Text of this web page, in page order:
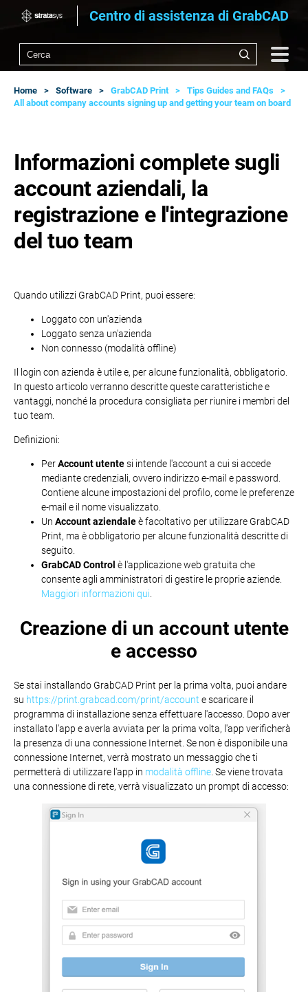
Centro di assistenza di GrabCAD
Home Software GrabCAD Print
Tips Guides and FAQs
All about company accounts signing up and getting your team on board
Informazioni complete sugli
account aziendali, la
registrazione e l'integrazione
del tuo team
Quando utilizzi GrabCAD Print, puoi essere:
Loggato con un'azienda
Loggato senza un'azienda
Non connesso (modalità offline)
Il login con azienda è utile e, per alcune funzionalità, obbligatorio.
In questo articolo verranno descritte queste caratteristiche e
vantaggi, nonché la procedura consigliata per riunire i membri del
tuo team.
Definizioni:
PerAccount utentesi intende l'account a cui si accede
mediante credenziali, ovvero indirizzo e-mail e password.
Contiene alcune impostazioni del profilo, come le preferenze
e-mail e il nome visualizzato.
Un Account aziendaleè facoltativo per utilizzare GrabCAD
Print, ma è obbligatorio per alcune funzionalità descritte di
seguito.
GrabCAD Control è l'applicazione web gratuita che
consente agli amministratori di gestire le proprie aziende.
Maggiori informazioni qui
Creazione di un account utente
e accesso
Se stai installando GrabCAD Print per la prima volta, puoi andare
su https://print.grabcad.com/print/account e scaricare il
programma di installazione senza effettuare l'accesso. Dopo aver
installato l'app e averla avviata per la prima volta, l'app verificherà
la presenza di una connessione Internet. Se non è disponibile una
connessione Internet, verrà mostrato un messaggio che ti
permetterà di utilizzare l'app in modalità offline. Se viene trovata
una connessione di rete, verrà visualizzato un prompt di accesso: